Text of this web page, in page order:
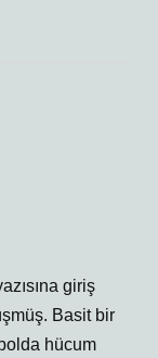
giriş
Basit bir
hücum